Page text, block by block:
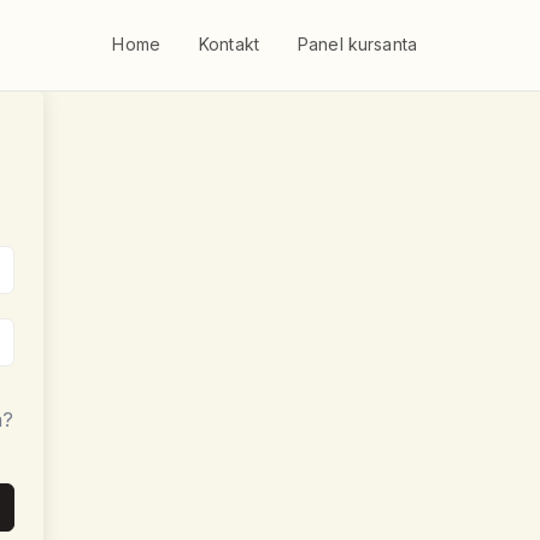
Home Kontakt Panel kursanta